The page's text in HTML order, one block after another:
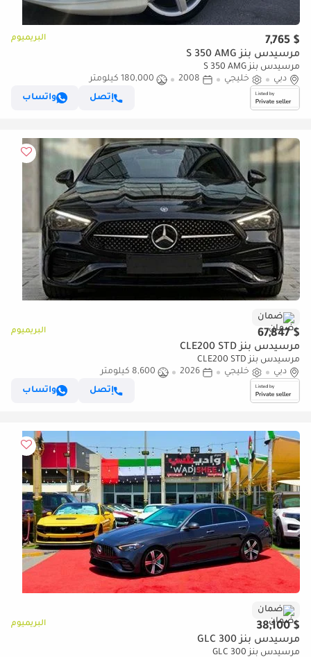
$ 7,765 البريميوم
مرسيدس بنز S 350 AMG
مرسيدس بنز S 350 AMG
دبي
خليجي 2008
180,000 كيلومتر
إتصل
واتساب
ضمان
$ 67,847 البريميوم
مرسيدس بنز CLE200 STD
مرسيدس بنز CLE200 STD
دبي
خليجي 2026
8,600 كيلومتر
إتصل
واتساب
ضمان
$ 38,100 البريميوم
مرسيدس بنز GLC 300
مرسيدس بنز GLC 300